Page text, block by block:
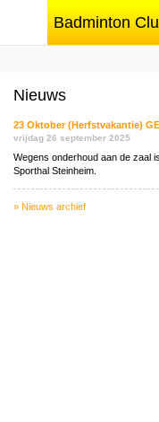
Badminton
Nieuws
23 Oktober (Herfstvakantie)
vrijdag 26 september 2025
Wegens onderhoud aan de zaal
Sporthal Steinheim.
» Nieuws archief